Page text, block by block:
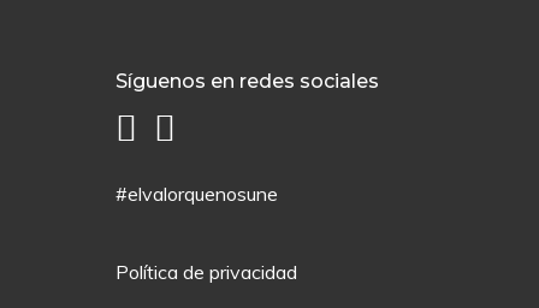
Síguenos en redes sociales
#elvalorquenosune
Política de privacidad